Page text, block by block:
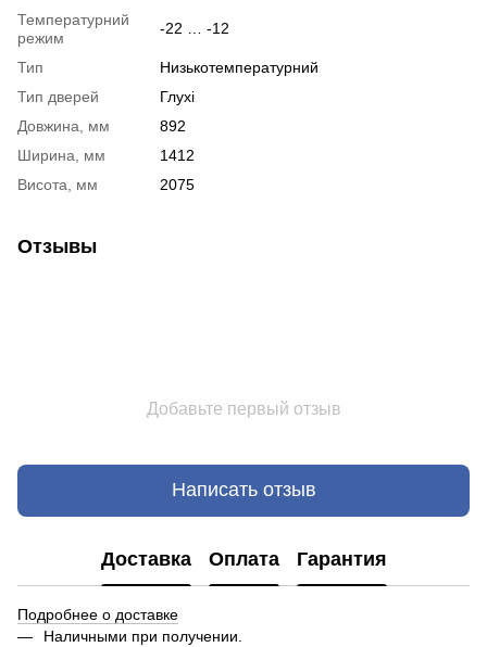
Температурний
режим
-22 … -12
Тип
Низькотемпературний
Тип дверей
Глухі
Довжина, мм
892
Ширина, мм
1412
Висота, мм
2075
Отзывы
Добавьте первый отзыв
Написать отзыв
Доставка Оплата Гарантия
Подробнее о доставке
Наличными при получении.